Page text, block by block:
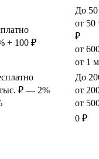
+ 100 ₽
До
от 50
₽
от
от 1
₽ — 2%
До
от
от
0 ₽